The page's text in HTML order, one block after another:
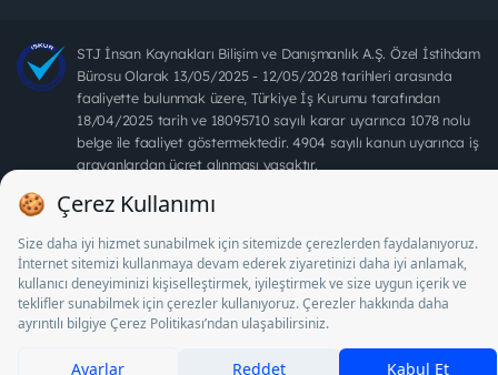
STJ İnsan Kaynakları Bilişim ve Danışmanlık A.Ş. Özel İstihdam
Bürosu Olarak 13/05/2025 - 12/05/2028 tarihleri arasında
faaliyette bulunmak üzere, Türkiye İş Kurumu tarafından
18/04/2025 tarih ve 18095710 sayılı karar uyarınca 1078 nolu
belge ile faaliyet göstermektedir. 4904 sayılı kanun uyarınca iş
arayanlardan ücret alınması yasaktır.